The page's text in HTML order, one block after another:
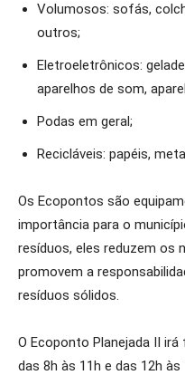
Volumosos: sofás,
outros;
Eletroeletrônicos:
aparelhos de som,
Podas em geral;
Recicláveis: papéis,
Os Ecopontos são
importância para o
resíduos, eles reduzem os
promovem a
resíduos sólidos.
O Ecoponto Planejada II
das 8h às 11h e das 12h